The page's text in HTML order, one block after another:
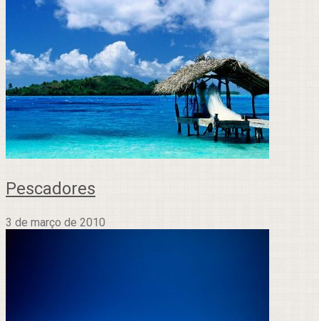
Pescadores
3 de março de 2010